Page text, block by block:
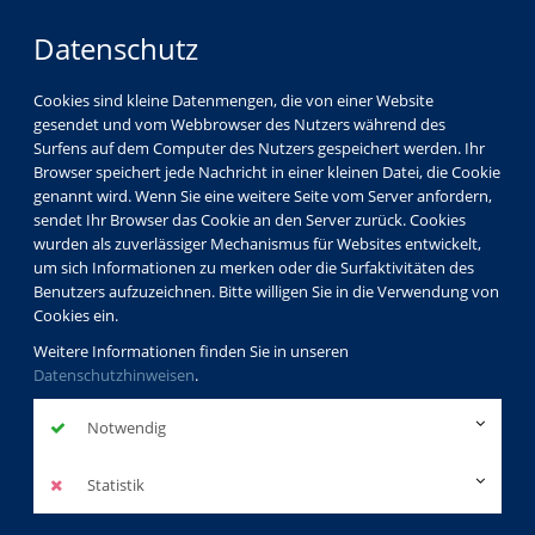
Datenschutz
Cookies sind kleine Datenmengen, die von einer Website
gesendet und vom Webbrowser des Nutzers während des
Surfens auf dem Computer des Nutzers gespeichert werden. Ihr
Browser speichert jede Nachricht in einer kleinen Datei, die Cookie
genannt wird. Wenn Sie eine weitere Seite vom Server anfordern,
sendet Ihr Browser das Cookie an den Server zurück. Cookies
wurden als zuverlässiger Mechanismus für Websites entwickelt,
um sich Informationen zu merken oder die Surfaktivitäten des
Benutzers aufzuzeichnen. Bitte willigen Sie in die Verwendung von
Cookies ein.
Weitere Informationen finden Sie in unseren
Datenschutzhinweisen.
Notwendig
Statistik